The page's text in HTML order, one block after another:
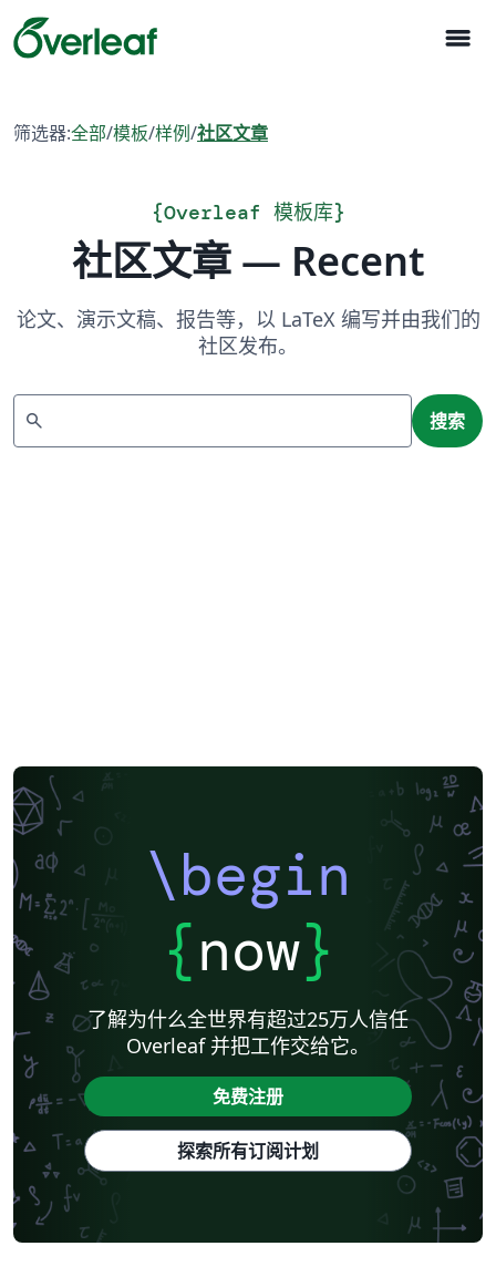
menu
筛选器:全部/模板/样例/社区文章
{Overleaf 模板库}
社区文章 — Recent
论文、演示文稿、报告等，以 LaTeX 编写并由我们的
社区发布。
search 搜索
\begin
{now}
了解为什么全世界有超过25万人信任
Overleaf 并把工作交给它。
免费注册
探索所有订阅计划